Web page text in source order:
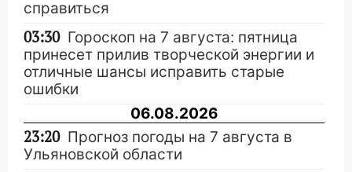
справиться
03:30 Гороскоп на 7 августа: пятница
принесет прилив творческой энергии и
отличные шансы исправить старые
ошибки
06.08.2026
23:20 Прогноз погоды на 7 августа в
Ульяновской области